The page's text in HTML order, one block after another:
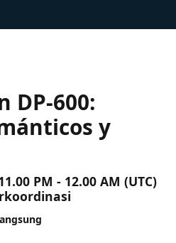
DP-600:
y
PM - 12.00 AM (UTC)